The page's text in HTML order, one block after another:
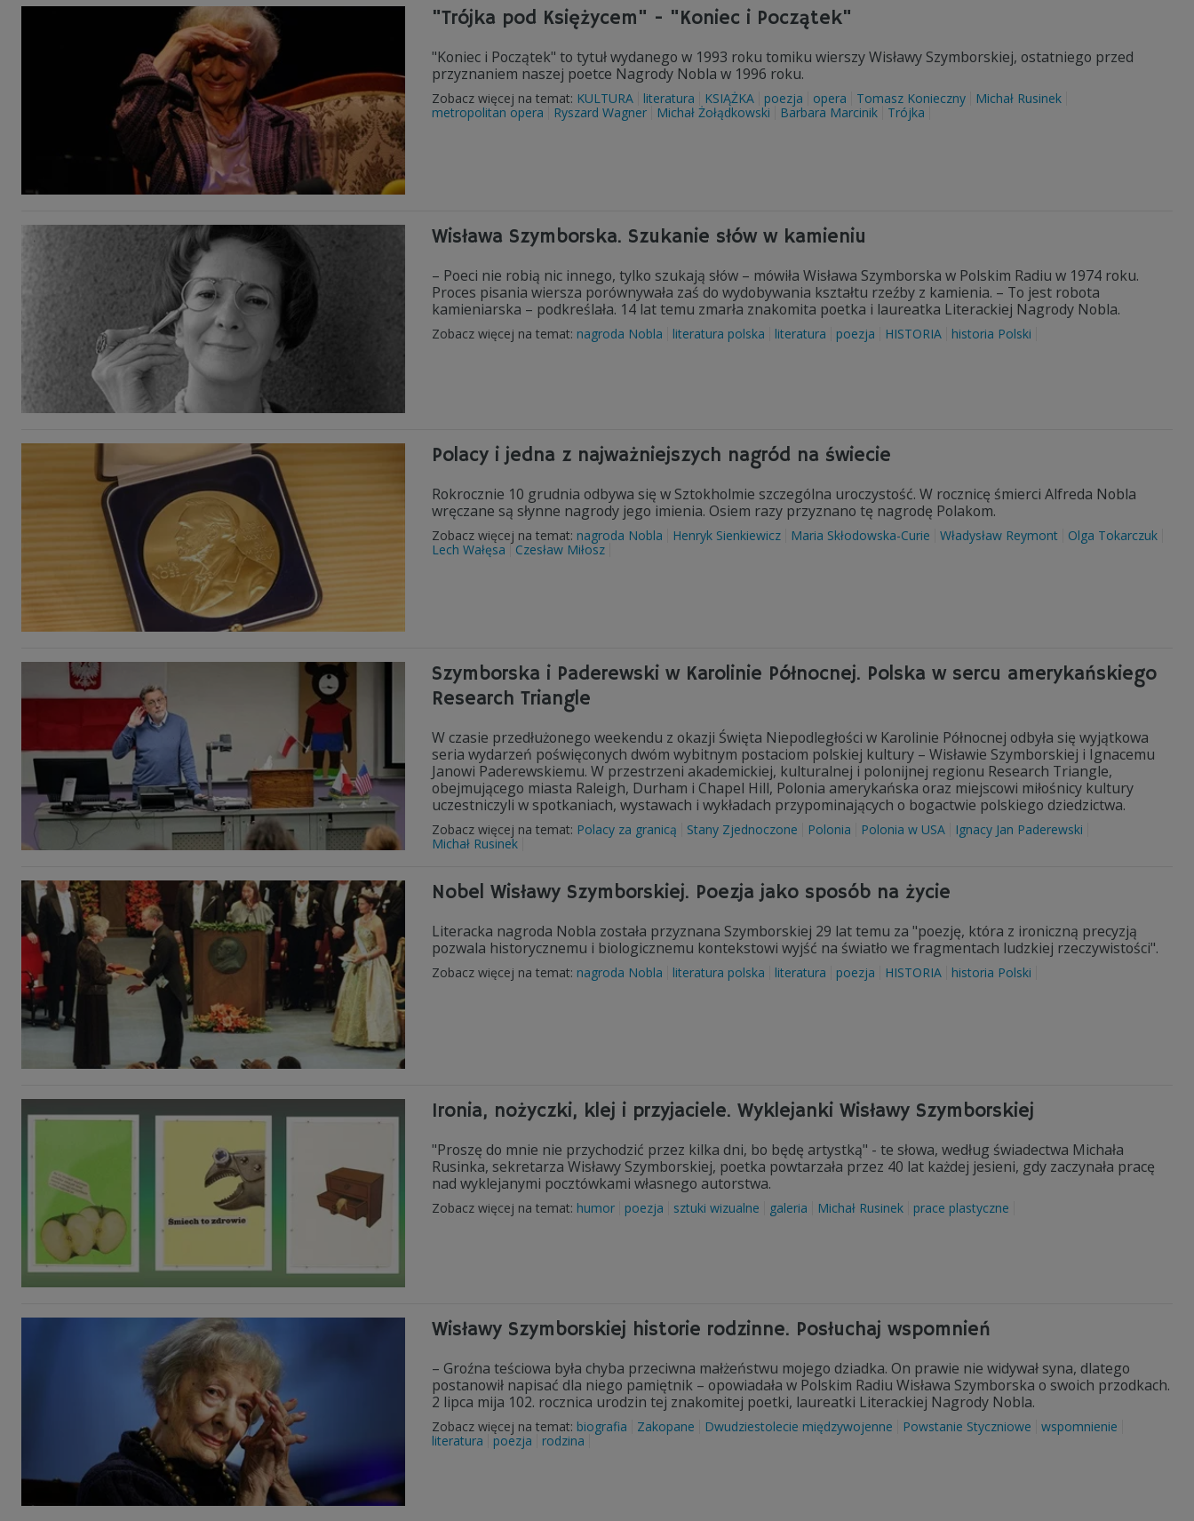
"Trójka pod Księżycem" - "Koniec i Początek"
"Koniec i Początek" to tytuł wydanego w 1993 roku tomiku wierszy Wisławy Szymborskiej, ostatniego przed
przyznaniem naszej poetce Nagrody Nobla w 1996 roku.
Zobacz więcej na temat: KULTURA literatura KSIĄŻKA poezja opera Tomasz Konieczny
Michał Rusinek
metropolitan opera
Ryszard Wagner Michał Żołądkowski Barbara Marcinik Trójka
Wisława Szymborska. Szukanie słów w kamieniu
– Poeci nie robią nic innego, tylko szukają słów – mówiła Wisława Szymborska w Polskim Radiu w 1974 roku.
Proces pisania wiersza porównywała zaś do wydobywania kształtu rzeźby z kamienia. – To jest robota
kamieniarska – podkreślała. 14 lat temu zmarła znakomita poetka i laureatka Literackiej Nagrody Nobla.
Zobacz więcej na temat: nagroda Nobla literatura polska literatura poezja HISTORIA historia Polski
Polacy i jedna z najważniejszych nagród na świecie
Rokrocznie 10 grudnia odbywa się w Sztokholmie szczególna uroczystość. W rocznicę śmierci Alfreda Nobla
wręczane są słynne nagrody jego imienia. Osiem razy przyznano tę nagrodę Polakom.
Zobacz więcej na temat: nagroda Nobla Henryk Sienkiewicz Maria Skłodowska-Curie Władysław Reymont
Olga Tokarczuk
Lech Wałęsa
Czesław Miłosz
Szymborska i Paderewski w Karolinie Północnej. Polska w sercu amerykańskiego
Research Triangle
W czasie przedłużonego weekendu z okazji Święta Niepodległości w Karolinie Północnej odbyła się wyjątkowa
seria wydarzeń poświęconych dwóm wybitnym postaciom polskiej kultury – Wisławie Szymborskiej i Ignacemu
Janowi Paderewskiemu. W przestrzeni akademickiej, kulturalnej i polonijnej regionu Research Triangle,
obejmującego miasta Raleigh, Durham i Chapel Hill, Polonia amerykańska oraz miejscowi miłośnicy kultury
uczestniczyli w spotkaniach, wystawach i wykładach przypominających o bogactwie polskiego dziedzictwa.
Zobacz więcej na temat: Polacy za granicą Stany Zjednoczone Polonia Polonia w USA
Ignacy Jan Paderewski
Michał Rusinek
Nobel Wisławy Szymborskiej. Poezja jako sposób na życie
Literacka nagroda Nobla została przyznana Szymborskiej 29 lat temu za "poezję, która z ironiczną precyzją
pozwala historycznemu i biologicznemu kontekstowi wyjść na światło we fragmentach ludzkiej rzeczywistości".
Zobacz więcej na temat: nagroda Nobla literatura polska literatura poezja HISTORIA historia Polski
Ironia, nożyczki, klej i przyjaciele. Wyklejanki Wisławy Szymborskiej
"Proszę do mnie nie przychodzić przez kilka dni, bo będę artystką" - te słowa, według świadectwa Michała
Rusinka, sekretarza Wisławy Szymborskiej, poetka powtarzała przez 40 lat każdej jesieni, gdy zaczynała pracę
nad wyklejanymi pocztówkami własnego autorstwa.
Zobacz więcej na temat: humor poezja sztuki wizualne galeria Michał Rusinek prace plastyczne
Wisławy Szymborskiej historie rodzinne. Posłuchaj wspomnień
– Groźna teściowa była chyba przeciwna małżeństwu mojego dziadka. On prawie nie widywał syna, dlatego
postanowił napisać dla niego pamiętnik – opowiadała w Polskim Radiu Wisława Szymborska o swoich przodkach.
2 lipca mija 102. rocznica urodzin tej znakomitej poetki, laureatki Literackiej Nagrody Nobla.
Zobacz więcej na temat: biografia Zakopane Dwudziestolecie międzywojenne Powstanie Styczniowe
wspomnienie
literatura
poezja rodzina